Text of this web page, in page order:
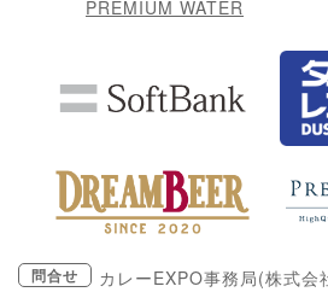
PREMIUM WATER
問合せ
カレーEXPO事務局(株式会